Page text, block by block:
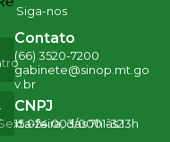
Siga-nos
Contato
(66) 3520-7200
gabinete@sinop.mt.go
v.br
feira, das 7h às 13h
CNPJ
15.024.003/0001-32